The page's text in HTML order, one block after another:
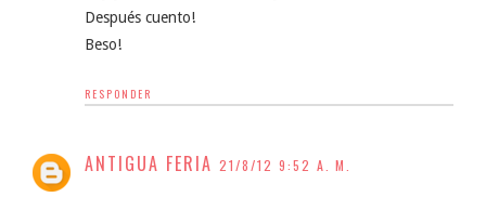
Después cuento!
Beso!
RESPONDER
ANTIGUA FERIA 21/8/12 9:52 A. M.